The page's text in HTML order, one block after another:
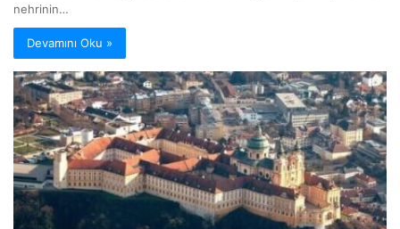
nehrinin…
Devamını Oku »